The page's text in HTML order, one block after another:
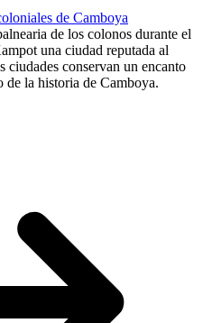
de Camboya
de los colonos durante el
una ciudad reputada al
ciudades conservan un encanto
de la historia de Camboya.